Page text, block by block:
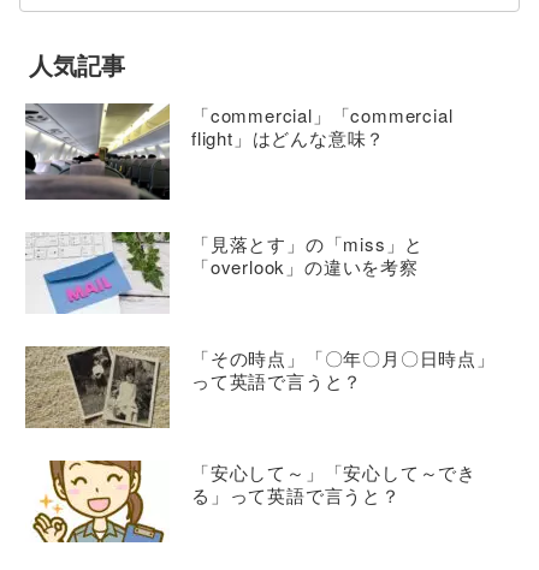
人気記事
「commercial」「commercial
flight」はどんな意味？
「見落とす」の「miss」と
「overlook」の違いを考察
「その時点」「〇年〇月〇日時点」
って英語で言うと？
「安心して～」「安心して～でき
る」って英語で言うと？